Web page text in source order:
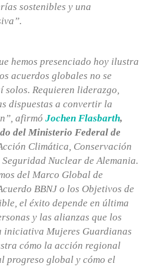
sostenibles y una
hemos presenciado hoy ilustra
acuerdos globales no se
solos. Requieren liderazgo,
dispuestas a convertir la
afirmó Jochen Flasbarth,
del Ministerio Federal de
Climática, Conservación
Nuclear de Alemania.
del Marco Global de
BBNJ o los Objetivos de
el éxito depende en última
y las alianzas que los
iniciativa Mujeres Guardianas
cómo la acción regional
progreso global y cómo el